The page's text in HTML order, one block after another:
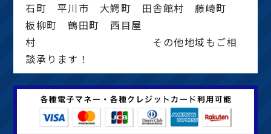
石町 平川市 大鰐町 田舎館村 藤崎町
板柳町 鶴田町 西目屋
村 その他地域もご相
談承ります！